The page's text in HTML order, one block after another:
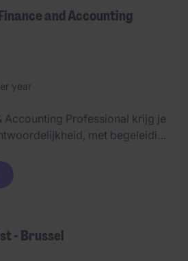
and Accounting
year
Accounting Professional krijg je
met begeleiding
- Brussel